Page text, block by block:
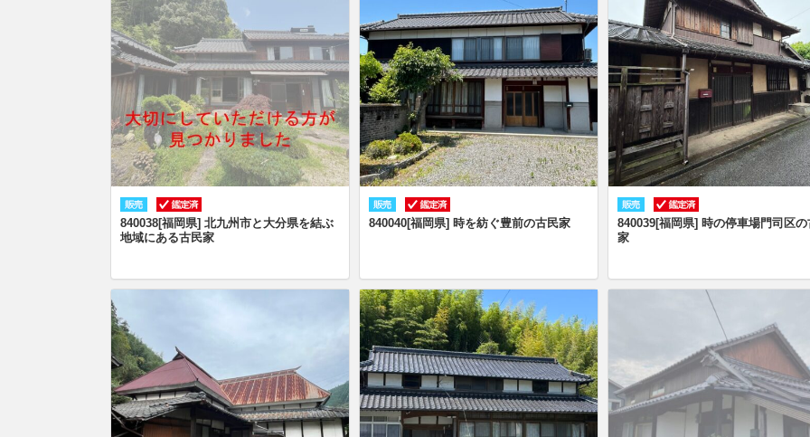
840038[福岡県] 北九州市と大分県を結ぶ
地域にある古民家
840040[福岡県] 時を紡ぐ豊前の古民家
840039[福岡県] 時の停車場門司区の
家